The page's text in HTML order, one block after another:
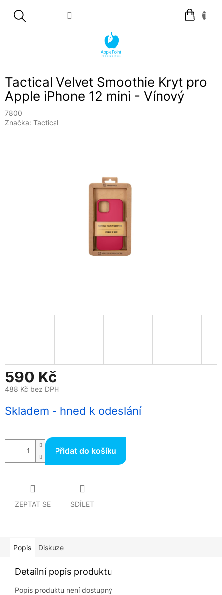
Nákupní
košík
Tactical Velvet Smoothie Kryt pro
Apple iPhone 12 mini - Vínový
7800
Značka: Tactical
590 Kč
488 Kč bez DPH
cena:
Skladem - hned k odeslání
Přidat do košíku
ZEPTAT SE SDÍLET
Popis Diskuze
Detailní popis produktu
Popis produktu není dostupný